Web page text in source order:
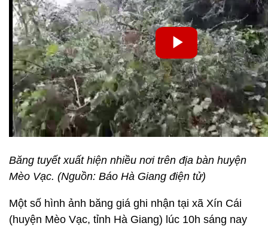
Băng tuyết xuất hiện nhiều nơi trên địa bàn huyện
Mèo Vạc. (Nguồn: Báo Hà Giang điện tử)
Một số hình ảnh băng giá ghi nhận tại xã Xín Cái
(huyện Mèo Vạc, tỉnh Hà Giang) lúc 10h sáng nay